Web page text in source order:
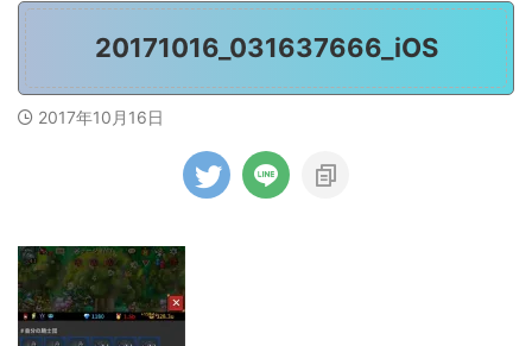
20171016_031637666_iOS
2017年10月16日